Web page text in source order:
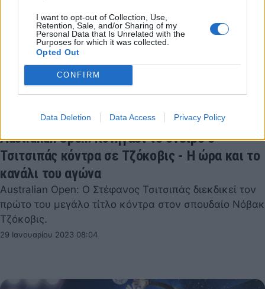
I want to opt-out of Collection, Use,
Retention, Sale, and/or Sharing of my
Personal Data that Is Unrelated with the
Purposes for which it was collected.
Opted Out
CONFIRM
Data Deletion Data Access Privacy Policy
Australian Open: Κυνηγάει το όνειρο ο
Τσιτσιπάς κόντρα σε Τζόκοβις - Η ώρα και το
κανάλι του αγώνα
Australian Open: Ο Στέφανος Τσιτσιπάς διεκδικεί τον
πρώτο του μεγάλο τίτλο κόντρα στον σπουδαίο Νόβακ
Τζόκοβις.
29 Ιανουαρίου 2023 08:04